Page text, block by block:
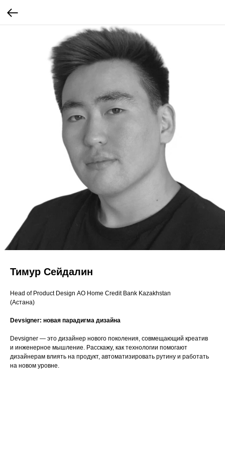
Тимур Сейдалин
Head of Product Design AO Home Credit Bank Kazakhstan
(Астана)
Devsigner: новая парадигма дизайна
Devsigner — это дизайнер нового поколения, совмещающий креатив
и инженерное мышление. Расскажу, как технологии помогают
дизайнерам влиять на продукт, автоматизировать рутину и работать
на новом уровне.